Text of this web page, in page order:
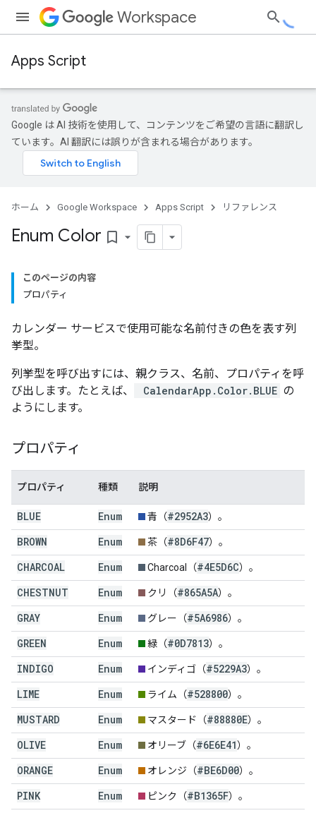
Workspace
Apps Script
Google は AI 技術を使用して、コンテンツをご希望の言語に翻訳し
ています。AI 翻訳には誤りが含まれる場合があります。
ホーム Google Workspace Apps Script リファレンス
Enum Color bookmark_border
このページの内容
プロパティ
カレンダー サービスで使用可能な名前付きの色を表す列
挙型。
列挙型を呼び出すには、親クラス、名前、プロパティを呼
び出します。たとえば、
CalendarApp.Color.BLUE の
ようにします。
プロパティ
プロパティ 種類 説明
BLUE Enum 青（#2952A3）。
BROWN Enum 茶（#8D6F47）。
CHARCOAL Enum Charcoal（#4E5D6C）。
CHESTNUT Enum クリ（#865A5A）。
GRAY Enum グレー（#5A6986）。
GREEN Enum 緑（#0D7813）。
INDIGO Enum インディゴ（#5229A3）。
LIME Enum ライム（#528800）。
MUSTARD Enum マスタード（#88880E）。
OLIVE Enum オリーブ（#6E6E41）。
ORANGE Enum オレンジ（#BE6D00）。
PINK Enum ピンク（#B1365F）。